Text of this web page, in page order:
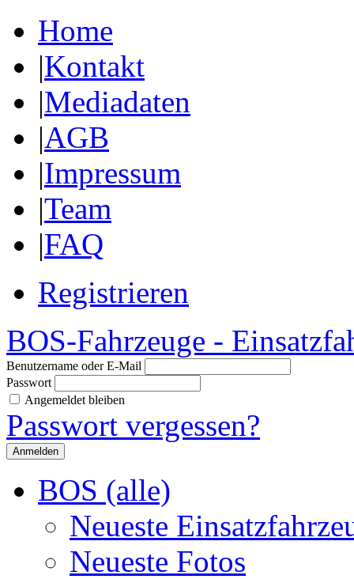
Home
|Kontakt
|Mediadaten
|AGB
|Impressum
|Team
|FAQ
Registrieren
BOS-Fahrzeuge -
Benutzername oder E-Mail
Passwort
Angemeldet bleiben
Passwort vergessen?
BOS (alle)
Neueste
Neueste Fotos